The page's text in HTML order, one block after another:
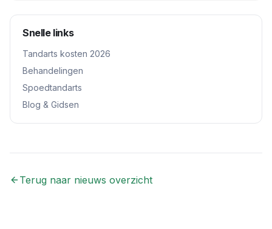
Snelle links
Tandarts kosten 2026
Behandelingen
Spoedtandarts
Blog & Gidsen
Terug naar nieuws overzicht